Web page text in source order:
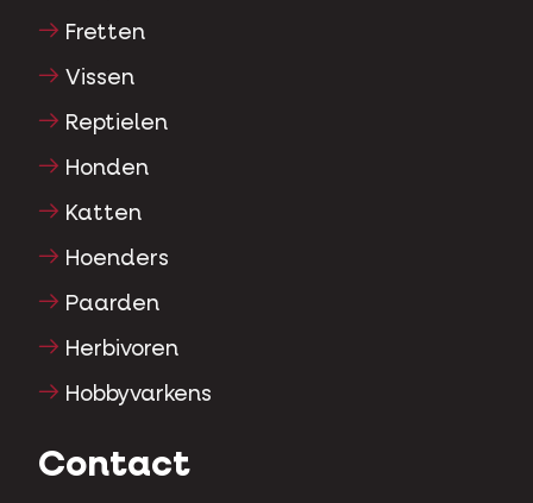
Fretten
Vissen
Reptielen
Honden
Katten
Hoenders
Paarden
Herbivoren
Hobbyvarkens
Contact